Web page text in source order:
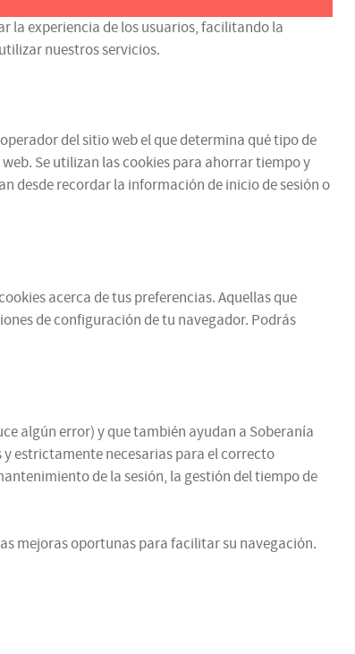
la experiencia de los usuarios, facilitando la
nuestros servicios.
del sitio web el que determina qué tipo de
Se utilizan las cookies para ahorrar tiempo y
desde recordar la información de inicio de sesión o
acerca de tus preferencias. Aquellas que
de configuración de tu navegador. Podrás
algún error) y que también ayudan a Soberanía
estrictamente necesarias para el correcto
de la sesión, la gestión del tiempo de
mejoras oportunas para facilitar su navegación.